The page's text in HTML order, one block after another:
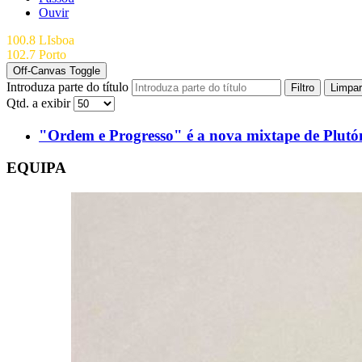
Ouvir
100.8 LIsboa
102.7 Porto
Off-Canvas Toggle
Introduza parte do título Filtro Limpar
Qtd. a exibir
"Ordem e Progresso" é a nova mixtape de
EQUIPA